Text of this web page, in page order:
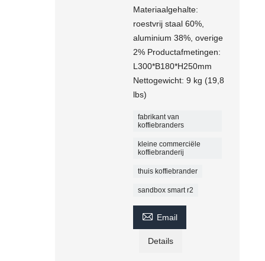
Materiaalgehalte:
roestvrij staal 60%,
aluminium 38%, overige
2% Productafmetingen:
L300*B180*H250mm
Nettogewicht: 9 kg (19,8
lbs)
fabrikant van
koffiebranders
kleine commerciële
koffiebranderij
thuis koffiebrander
sandbox smart r2
 Email
Details